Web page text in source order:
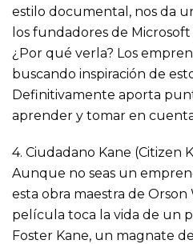
estilo documental, nos da
los fundadores de Microsoft
¿Por qué verla? Los
buscando inspiración de
Definitivamente aporta
aprender y tomar en
4. Ciudadano Kane (Citizen
Aunque no seas un
esta obra maestra de Orson
película toca la vida de un
Foster Kane, un magnate